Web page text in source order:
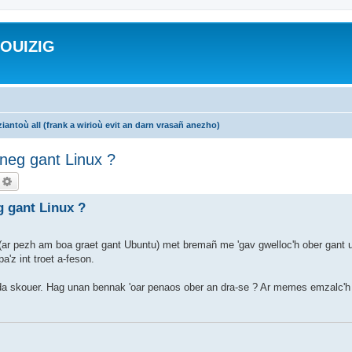
all (frank a wirioù evit an darn vrasañ anezho)
gant Linux ?
gant Linux ?
pezh am boa graet gant Ubuntu) met bremañ me 'gav gwelloc'h ober gant
int troet a-feson.
Hag unan bennak 'oar penaos ober an dra-se ? Ar memes